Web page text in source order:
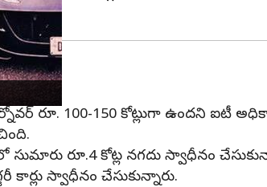
రూ. 100-150 కోట్లుగా ఉందని ఐటీ
సుమారు రూ.4 కోట్ల నగదు స్వాధీనం
స్వాధీనం చేసుకున్నారు.